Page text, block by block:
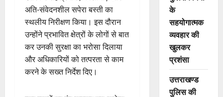
अति-संवेदनशील सपेरा बस्ती का
स्थलीय निरीक्षण किया। इस दौरान
उन्होंने प्रभावित क्षेत्रों के लोगों से बात
कर उनकी सुरक्षा का भरोसा दिलाया
और अधिकारियों को तत्परता से काम
करने के सख्त निर्देश दिए।
के
सहयोगात्मक
व्यवहार की
खुलकर
प्रशंसा
उत्तराखण्ड
पुलिस की